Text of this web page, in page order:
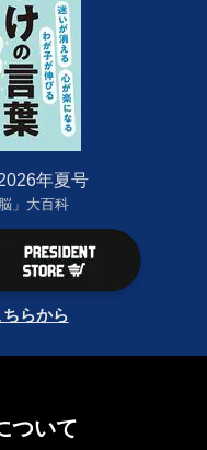
年夏号
」大百科
らから
ついて